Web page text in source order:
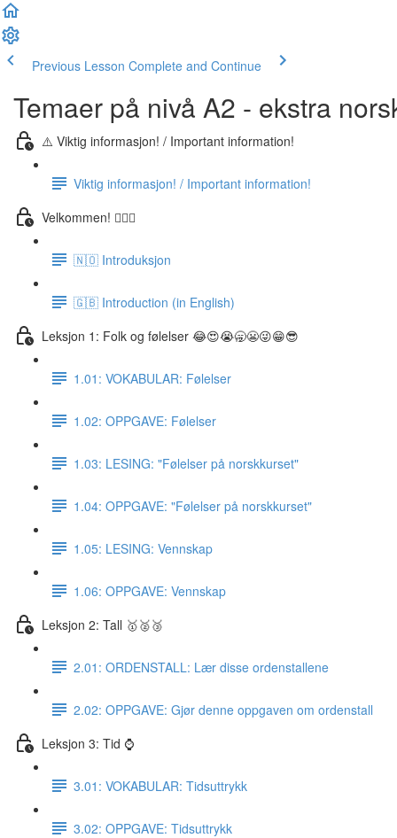
Previous Lesson Complete and Continue
Temaer på nivå A2 - ekstra
⚠️ Viktig informasjon! / Important information!
Viktig informasjon! / Important information!
Velkommen! 🙋🏼‍♂️
🇳🇴 Introduksjon
🇬🇧 Introduction (in English)
Leksjon 1: Folk og følelser 😂😍😭🥱😬😜😁😎
1.01: VOKABULAR: Følelser
1.02: OPPGAVE: Følelser
1.03: LESING: "Følelser på norskkurset"
1.04: OPPGAVE: "Følelser på norskkurset"
1.05: LESING: Vennskap
1.06: OPPGAVE: Vennskap
Leksjon 2: Tall 🥇🥈🥉
2.01: ORDENSTALL: Lær disse ordenstallene
2.02: OPPGAVE: Gjør denne oppgaven om ordenstall
Leksjon 3: Tid ⌚️
3.01: VOKABULAR: Tidsuttrykk
3.02: OPPGAVE: Tidsuttrykk